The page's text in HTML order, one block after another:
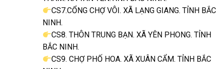
CS7.CỔNG CHỢ VÔI. XÃ LẠNG GIANG. TỈNH BẮC
NINH.
CS8. THÔN TRUNG BẠN. XÃ YÊN PHONG. TỈNH
BẮC NINH.
CS9. CHỢ PHỐ HOA. XÃ XUÂN CẨM. TỈNH BẮC